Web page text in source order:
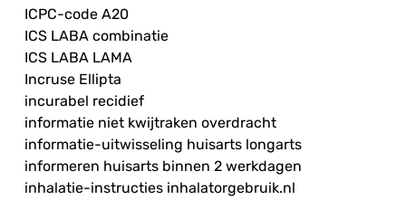
ICPC-code A20
ICS LABA combinatie
ICS LABA LAMA
Incruse Ellipta
incurabel recidief
informatie niet kwijtraken overdracht
informatie-uitwisseling huisarts longarts
informeren huisarts binnen 2 werkdagen
inhalatie-instructies inhalatorgebruik.nl